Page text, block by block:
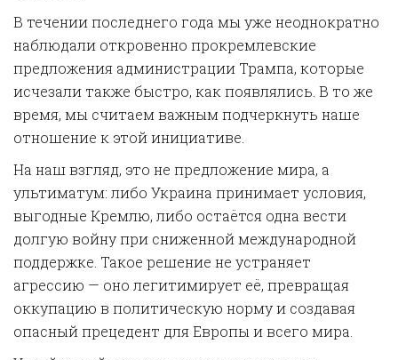
В течении последнего года мы уже неоднократно
наблюдали откровенно прокремлевские
предложения администрации Трампа, которые
исчезали также быстро, как появлялись. В то же
время, мы считаем важным подчеркнуть наше
отношение к этой инициативе.
На наш взгляд, это не предложение мира, а
ультиматум: либо Украина принимает условия,
выгодные Кремлю, либо остаётся одна вести
долгую войну при сниженной международной
поддержке. Такое решение не устраняет
агрессию — оно легитимирует её, превращая
оккупацию в политическую норму и создавая
опасный прецедент для Европы и всего мира.